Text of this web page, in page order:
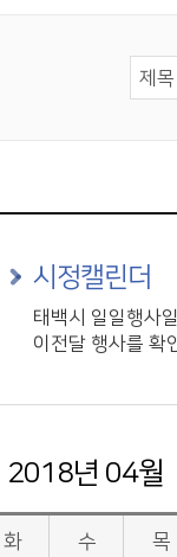
시정캘린더
태백시 일일행사
이전달 행사를 확
2018년 04월
화 수 목